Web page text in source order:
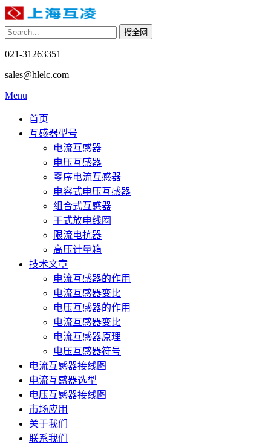
021-31263351
sales@hlelc.com
Menu
首页
互感器型号
电流互感器
电压互感器
零序电流互感器
电容式电压互感器
组合式互感器
干式放电线圈
限流电抗器
高压计量箱
技术文章
电流互感器的作用
电流互感器变比
电压互感器的作用
电流互感器变比
电流互感器原理
电压互感器符号
电流互感器接线图
电流互感器选型
电压互感器接线图
市场应用
关于我们
联系我们